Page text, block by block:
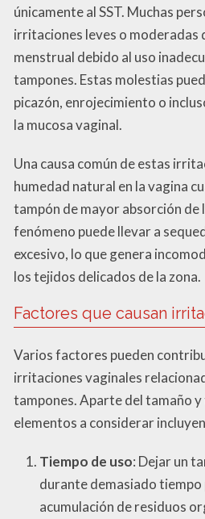
únicamente al SST. Muchas
irritaciones leves o moderadas
menstrual debido al uso
tampones. Estas molestias
picazón, enrojecimiento o
la mucosa vaginal.
Una causa común de estas
humedad natural en la vagina
tampón de mayor absorción de
fenómeno puede llevar a
excesivo, lo que genera
los tejidos delicados de la zona.
Factores que causan
Varios factores pueden
irritaciones vaginales
tampones. Aparte del tamaño
elementos a considerar
Tiempo de uso: Dejar un
durante demasiado
acumulación de residuos